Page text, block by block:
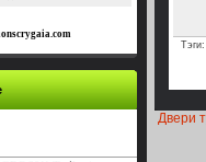
Тэги:
Двери